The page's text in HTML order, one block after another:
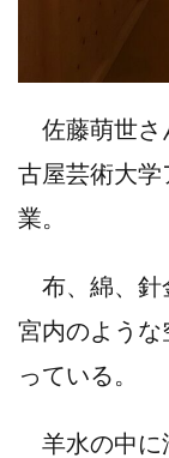
佐藤萌世さ
古屋芸術大
業。
布、綿、針
宮内のような
っている。
羊水の中に